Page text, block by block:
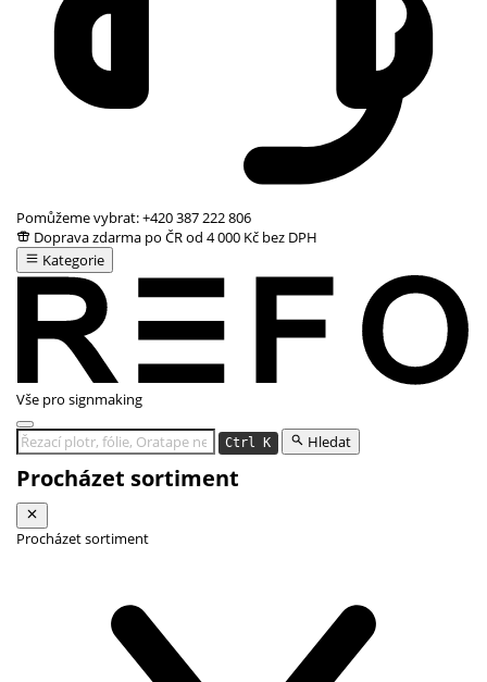
Pomůžeme vybrat:+420 387 222 806
Doprava zdarma po ČR od 4 000 Kč bez DPH
Kategorie
Vše pro signmaking
Ctrl K Hledat
Procházet sortiment
Procházet sortiment